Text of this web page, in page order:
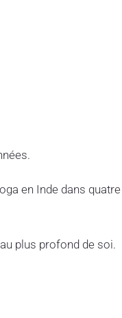
en Inde dans quatre
plus profond de soi.